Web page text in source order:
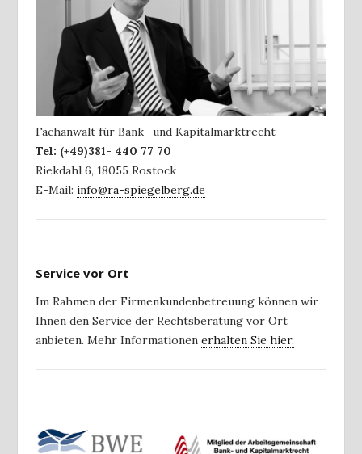
Fachanwalt für Bank- und Kapitalmarktrecht
Tel: (+49)381- 440 77 70
Riekdahl 6, 18055 Rostock
E-Mail: info@ra-spiegelberg.de
Service vor Ort
Im Rahmen der Firmenkundenbetreuung können wir
Ihnen den Service der Rechtsberatung vor Ort
anbieten. Mehr Informationen erhalten Sie hier.